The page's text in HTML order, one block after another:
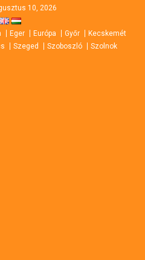
10, 2026
Eger Európa Győr
Kecskemét
Szeged Szoboszló Szolnok